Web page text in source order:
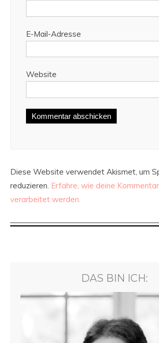
E-Mail-Adresse
Website
Diese Website verwendet Akismet, um
reduzieren. Erfahre, wie deine
verarbeitet werden.
DAS BIN ICH: